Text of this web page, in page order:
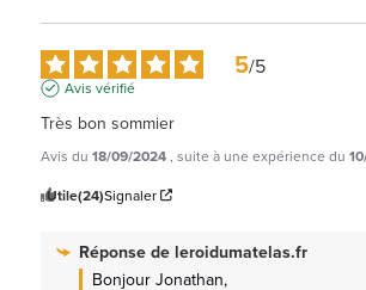
5/5
Avis vérifié
Très bon sommier
Avis du 18/09/2024, suite à une expérience du
Utile(24)Signaler
Réponse de leroidumatelas.fr
Bonjour Jonathan,